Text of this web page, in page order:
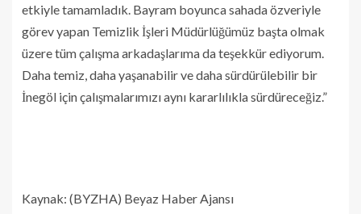
etkiyle tamamladık. Bayram boyunca sahada özveriyle
görev yapan Temizlik İşleri Müdürlüğümüz başta olmak
üzere tüm çalışma arkadaşlarıma da teşekkür ediyorum.
Daha temiz, daha yaşanabilir ve daha sürdürülebilir bir
İnegöl için çalışmalarımızı aynı kararlılıkla sürdüreceğiz.”
Kaynak: (BYZHA) Beyaz Haber Ajansı